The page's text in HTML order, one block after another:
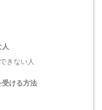
きない人
ける方法